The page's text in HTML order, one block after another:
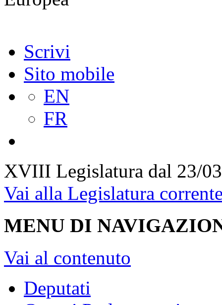
Scrivi
Sito mobile
EN
FR
XVIII Legislatura dal 23/
Vai alla Legislatura
MENU DI
Vai al contenuto
Deputati